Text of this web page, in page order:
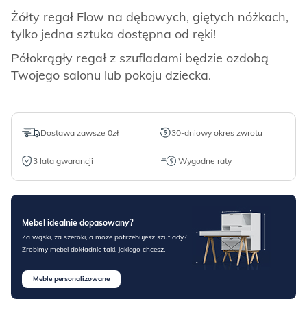
Żółty regał Flow na dębowych, giętych nóżkach,
tylko jedna sztuka dostępna od ręki!
Półokrągły regał z szufladami będzie ozdobą
Twojego salonu lub pokoju dziecka.
Dostawa zawsze 0zł 30-dniowy okres zwrotu
3 lata gwarancji Wygodne raty
Mebel idealnie dopasowany?
Za wąski, za szeroki, a może potrzebujesz szuflady?
Zrobimy mebel dokładnie taki, jakiego chcesz.
Meble personalizowane